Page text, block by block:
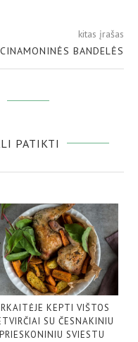
kitas įrašas
BANDELĖS
PATIKTI
KEPTI VIŠTOS
SU ČESNAKINIU
PRIESKONINIU SVIESTU